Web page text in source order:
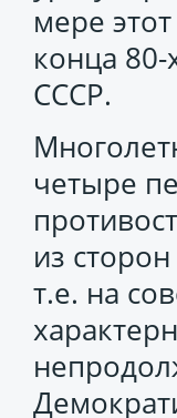
мере
конца
СССР.
четыре
из
т.е. на